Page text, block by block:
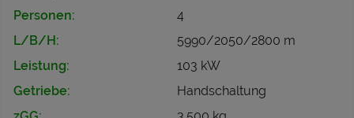
Personen:
4
L/B/H:
5990/2050/2800 m
Leistung:
103 kW
Getriebe:
Handschaltung